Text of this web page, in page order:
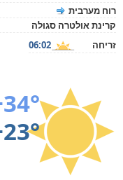
רוח מערבית
קרינת אולטרה סגולה
זריחה
06:02